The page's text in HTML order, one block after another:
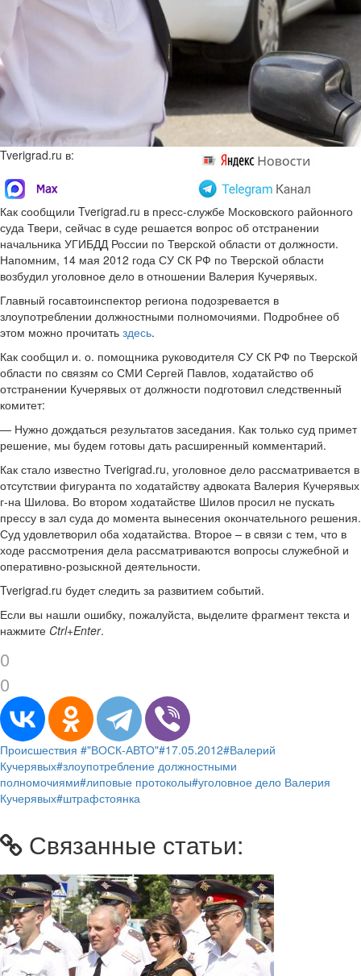
Tverigrad.ru в:
Как сообщили Tverigrad.ru в пресс-службе Московского районного
суда Твери, сейчас в суде решается вопрос об отстранении
начальника УГИБДД России по Тверской области от должности.
Напомним, 14 мая 2012 года СУ СК РФ по Тверской области
возбудил уголовное дело в отношении Валерия Кучерявых.
Главный госавтоинспектор региона подозревается в
злоупотреблении должностными полномочиями. Подробнее об
этом можно прочитать здесь.
Как сообщил и. о. помощника руководителя СУ СК РФ по Тверской
области по связям со СМИ Сергей Павлов, ходатайство об
отстранении Кучерявых от должности подготовил следственный
комитет:
— Нужно дождаться результатов заседания. Как только суд примет
решение, мы будем готовы дать расширенный комментарий.
Как стало известно Tverigrad.ru, уголовное дело рассматривается в
отсутствии фигуранта по ходатайству адвоката Валерия Кучерявых
г-на Шилова. Во втором ходатайстве Шилов просил не пускать
прессу в зал суда до момента вынесения окончательного решения.
Суд удовлетворил оба ходатайства. Второе – в связи с тем, что в
ходе рассмотрения дела рассматриваются вопросы служебной и
оперативно-розыскной деятельности.
Tverigrad.ru будет следить за развитием событий.
Если вы нашли ошибку, пожалуйста, выделите фрагмент текста и
нажмите Ctrl+Enter.
0
0
Происшествия #"ВОСК-АВТО"#17.05.2012#Валерий
Кучерявых#злоупотребление должностными
полномочиями#липовые протоколы#уголовное дело Валерия
Кучерявых#штрафстоянка
Связанные статьи: